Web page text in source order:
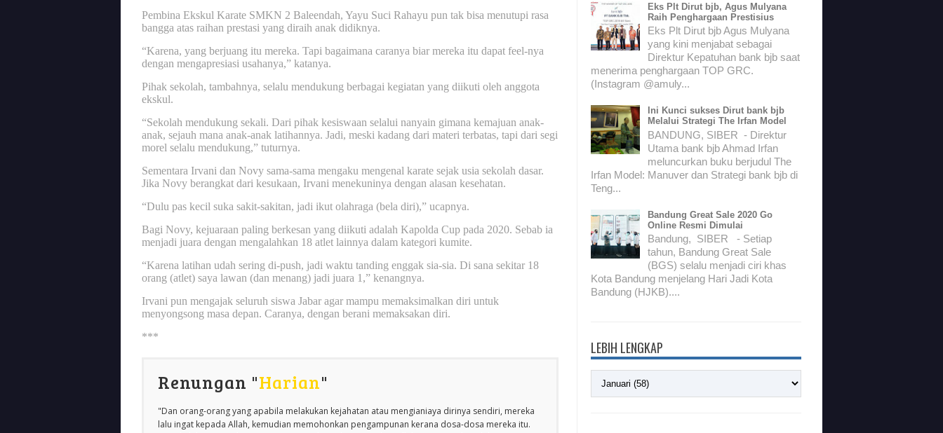
Pembina Ekskul Karate SMKN 2 Baleendah, Yayu Suci Rahayu pun tak bisa menutupi rasa
bangga atas raihan prestasi yang diraih anak didiknya.
“Karena, yang berjuang itu mereka. Tapi bagaimana caranya biar mereka itu dapat feel-nya
dengan mengapresiasi usahanya,” katanya.
Pihak sekolah, tambahnya, selalu mendukung berbagai kegiatan yang diikuti oleh anggota
ekskul.
“Sekolah mendukung sekali. Dari pihak kesiswaan selalui nanyain gimana kemajuan anak-
anak, sejauh mana anak-anak latihannya. Jadi, meski kadang dari materi terbatas, tapi dari segi
morel selalu mendukung,” tuturnya.
Sementara Irvani dan Novy sama-sama mengaku mengenal karate sejak usia sekolah dasar.
Jika Novy berangkat dari kesukaan, Irvani menekuninya dengan alasan kesehatan.
“Dulu pas kecil suka sakit-sakitan, jadi ikut olahraga (bela diri),” ucapnya.
Bagi Novy, kejuaraan paling berkesan yang diikuti adalah Kapolda Cup pada 2020. Sebab ia
menjadi juara dengan mengalahkan 18 atlet lainnya dalam kategori kumite.
“Karena latihan udah sering di-push, jadi waktu tanding enggak sia-sia. Di sana sekitar 18
orang (atlet) saya lawan (dan menang) jadi juara 1,” kenangnya.
Irvani pun mengajak seluruh siswa Jabar agar mampu memaksimalkan diri untuk
menyongsong masa depan. Caranya, dengan berani memaksakan diri.
***
Renungan "Harian"
"Dan orang-orang yang apabila melakukan kejahatan atau mengianiaya dirinya sendiri, mereka
lalu ingat kepada Allah, kemudian memohonkan pengampunan kerana dosa-dosa mereka itu.
Eks Plt Dirut bjb, Agus Mulyana
Raih Penghargaan Prestisius
Eks Plt Dirut bjb Agus Mulyana
yang kini menjabat sebagai
Direktur Kepatuhan bank bjb saat
menerima penghargaan TOP GRC.
(Instagram @amuly...
Ini Kunci sukses Dirut bank bjb
Melalui Strategi The Irfan Model
BANDUNG, SIBER - Direktur
Utama bank bjb Ahmad Irfan
meluncurkan buku berjudul The
Irfan Model: Manuver dan Strategi bank bjb di
Teng...
Bandung Great Sale 2020 Go
Online Resmi Dimulai
Bandung, SIBER - Setiap
tahun, Bandung Great Sale
(BGS) selalu menjadi ciri khas
Kota Bandung menjelang Hari Jadi Kota
Bandung (HJKB)....
LEBIH LENGKAP